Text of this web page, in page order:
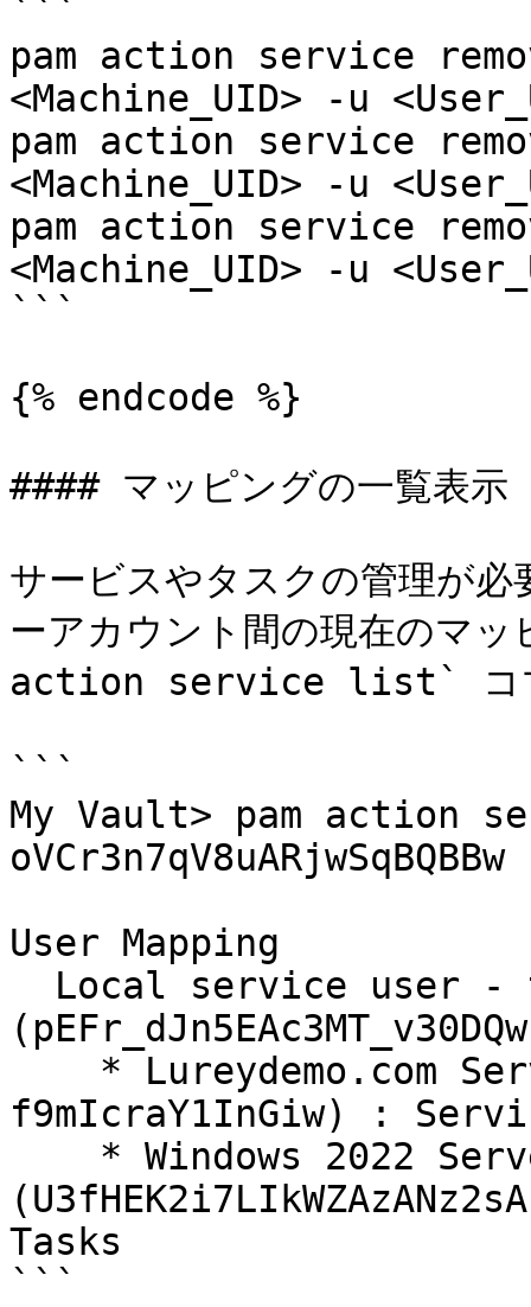
```
pam action service
<Machine_UID> -u
pam action service
<Machine_UID> -u
pam action service
<Machine_UID> -u
```
{% endcode %}
#### マッピングの一覧表示
サービスやタスクの管理が
ーアカウント間の現在のマ
action service list` コマ
```
My Vault> pam action
oVCr3n7qV8uARjwSqBQBBw
User Mapping
f9mIcraY1InGiw) :
Tasks
```